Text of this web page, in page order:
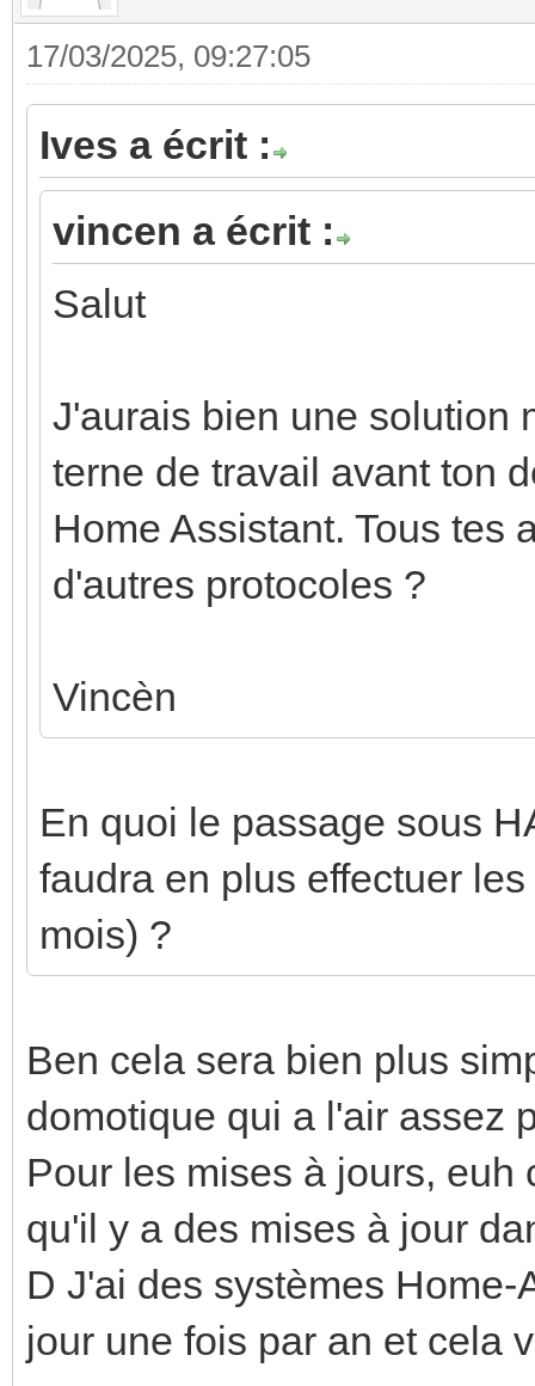
17/03/2025, 09:27:05
Ives a écrit :
vincen a écrit :
Salut
J'aurais bien une solution
terne de travail avant ton
Home Assistant. Tous tes
d'autres protocoles ?
Vincèn
En quoi le passage sous
faudra en plus effectuer
mois) ?
Ben cela sera bien plus
domotique qui a l'air assez
Pour les mises à jours, euh
qu'il y a des mises à jour
D J'ai des systèmes
jour une fois par an et cela